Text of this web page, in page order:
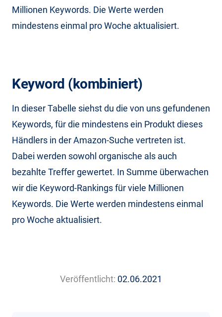
Millionen Keywords. Die Werte werden
mindestens einmal pro Woche aktualisiert.
Keyword (kombiniert)
In dieser Tabelle siehst du die von uns gefundenen
Keywords, für die mindestens ein Produkt dieses
Händlers in der Amazon-Suche vertreten ist.
Dabei werden sowohl organische als auch
bezahlte Treffer gewertet. In Summe überwachen
wir die Keyword-Rankings für viele Millionen
Keywords. Die Werte werden mindestens einmal
pro Woche aktualisiert.
Veröffentlicht: 02.06.2021